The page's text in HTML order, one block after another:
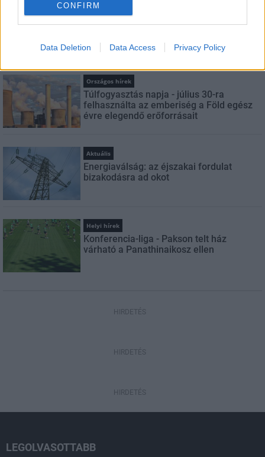
CONFIRM
Data Deletion Data Access Privacy Policy
Aktuális
Szakmai napot tartott a megyei
Országos hírek
Túlfogyasztás napja - július 30-ra
felhasználta az emberiség a Föld egész
évre elegendő erőforrásait
Aktuális
Energiaválság: az éjszakai fordulat
bizakodásra ad okot
Helyi hírek
Konferencia-liga - Pakson telt ház
várható a Panathinaikosz ellen
HIRDETÉS
HIRDETÉS
HIRDETÉS
LEGOLVASOTTABB